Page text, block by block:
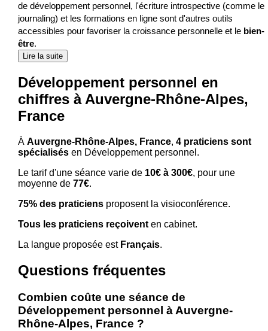
de développement personnel, l'écriture introspective (comme le
journaling) et les formations en ligne sont d'autres outils
accessibles pour favoriser la croissance personnelle et le bien-
être.
Lire la suite
Développement personnel en
chiffres à Auvergne-Rhône-Alpes,
France
À Auvergne-Rhône-Alpes, France, 4 praticiens sont
spécialisésen Développement personnel.
Le tarif d'une séance varie de 10€ à 300€, pour une
moyenne de 77€.
75% des praticiensproposent la visioconférence.
Tous les praticiens reçoiventen cabinet.
La langue proposée est Français.
Questions fréquentes
Combien coûte une séance de
Développement personnel à Auvergne-
Rhône-Alpes, France ?